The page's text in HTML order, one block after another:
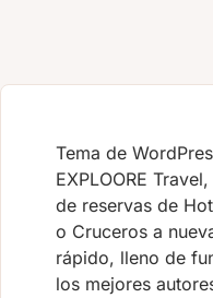
Tema de
EXPLOORE
de reservas de
o Cruceros a
rápido, lleno de
los mejores